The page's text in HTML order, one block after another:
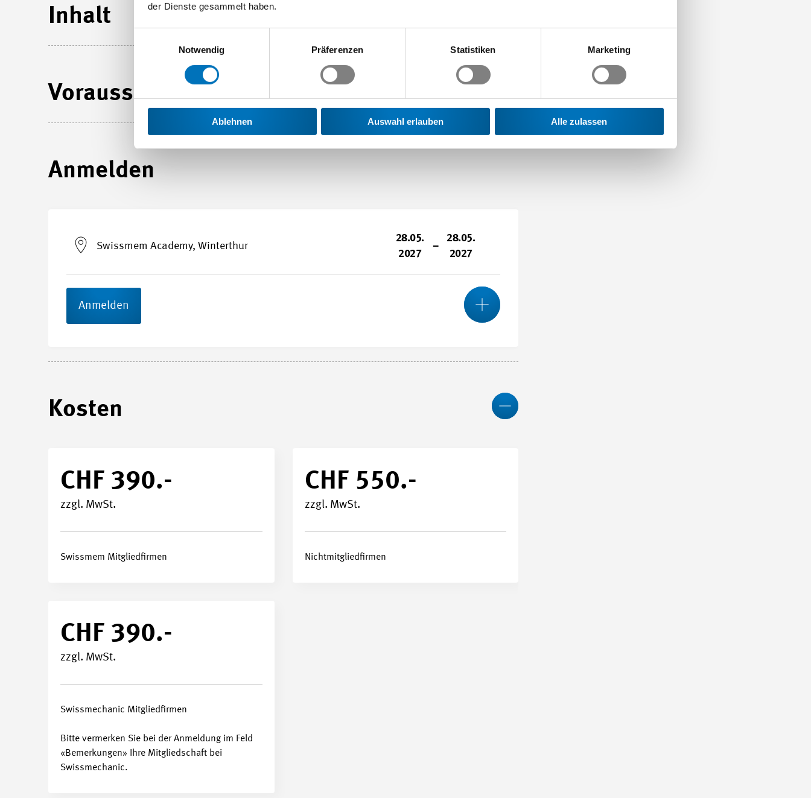
der Dienste gesammelt haben.
Notwendig
Präferenzen Statistiken Marketing
Ablehnen Auswahl erlauben Alle zulassen
Inhalt
Voraussetzungen
Anmelden
Swissmem Academy, Winterthur
28.05.
2027
–
28.05.
2027
Anmelden
Durchführungsort
Stundenplan
Kosten
CHF 390.-
zzgl. MwSt.
Swissmem Mitgliedfirmen
CHF 550.-
zzgl. MwSt.
Nichtmitgliedfirmen
CHF 390.-
zzgl. MwSt.
Swissmechanic Mitgliedfirmen
Bitte vermerken Sie bei der Anmeldung im Feld
«Bemerkungen» Ihre Mitgliedschaft bei
Swissmechanic.